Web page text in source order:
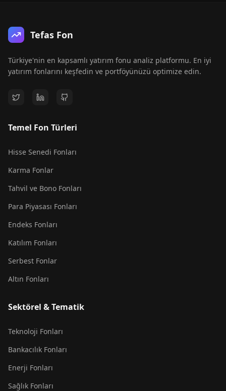
Tefas Fon
Türkiye'nin en kapsamlı yatırım fonu analiz platformu. En iyi
yatırım fonlarını keşfedin ve portföyünüzü optimize edin.
Temel Fon Türleri
Hisse Senedi Fonları
Karma Fonlar
Tahvil ve Bono Fonları
Para Piyasası Fonları
Endeks Fonları
Katılım Fonları
Serbest Fonlar
Altın Fonları
Sektörel & Tematik
Teknoloji Fonları
Bankacılık Fonları
Enerji Fonları
Sağlık Fonları